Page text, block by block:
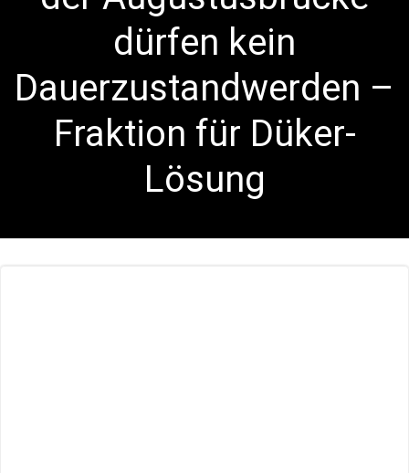
dürfen kein
Dauerzustandwerden –
Fraktion für Düker-
Lösung